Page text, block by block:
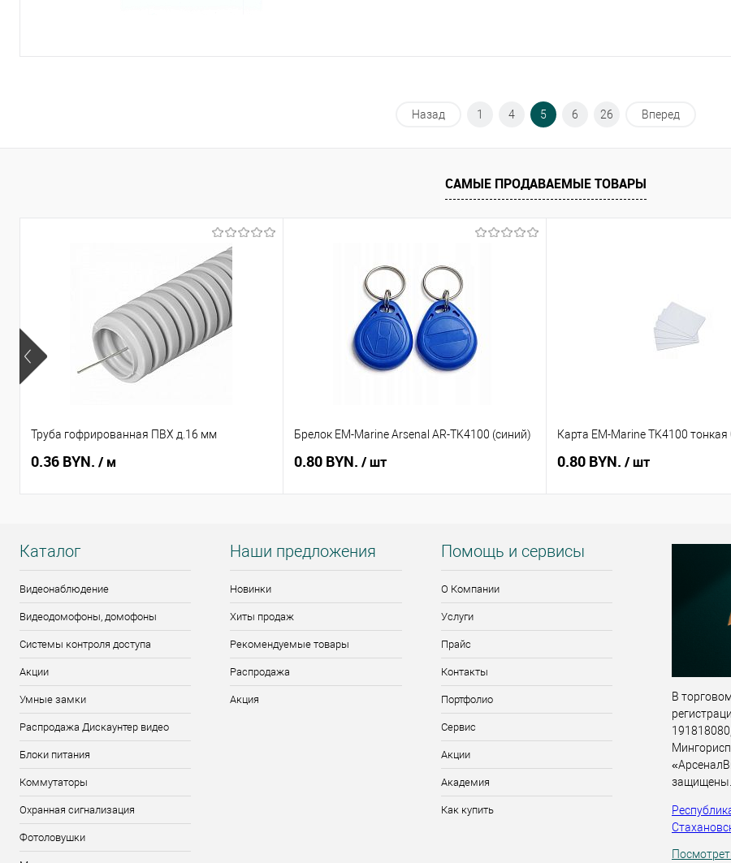
Назад 1 4 5 6 26 Вперед
САМЫЕ ПРОДАВАЕМЫЕ ТОВАРЫ
Труба гофрированная ПВХ д.16 мм
0.36 BYN. / м
Брелок EM-Marine Arsenal AR-TK4100 (синий)
0.80 BYN. / шт
Карта EM-Marine TK4100
0.80 BYN. / шт
Каталог
Видеонаблюдение
Видеодомофоны, домофоны
Системы контроля доступа
Акции
Умные замки
Распродажа Дискаунтер видео
Блоки питания
Коммутаторы
Охранная сигнализация
Фотоловушки
Наши предложения
Новинки
Хиты продаж
Рекомендуемые товары
Распродажа
Акция
Помощь и сервисы
О Компании
Услуги
Прайс
Контакты
Портфолио
Сервис
Акции
Академия
Как купить
В
защищены.